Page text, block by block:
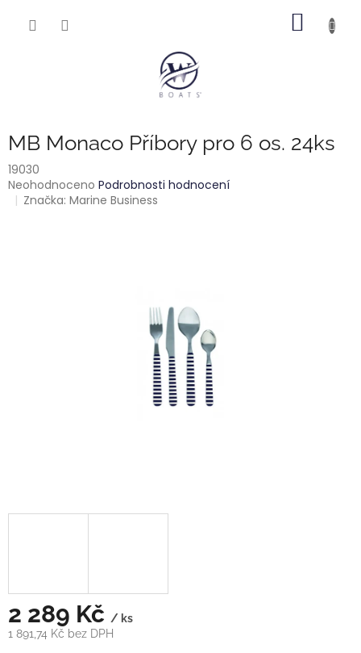
MB Monaco Příbory pro 6 os. 24ks
19030
Průměrné
hodnocení
Neohodnoceno Podrobnosti hodnocení
Značka:Marine Business
2 289 Kč / ks
1 891,74 Kč bez DPH